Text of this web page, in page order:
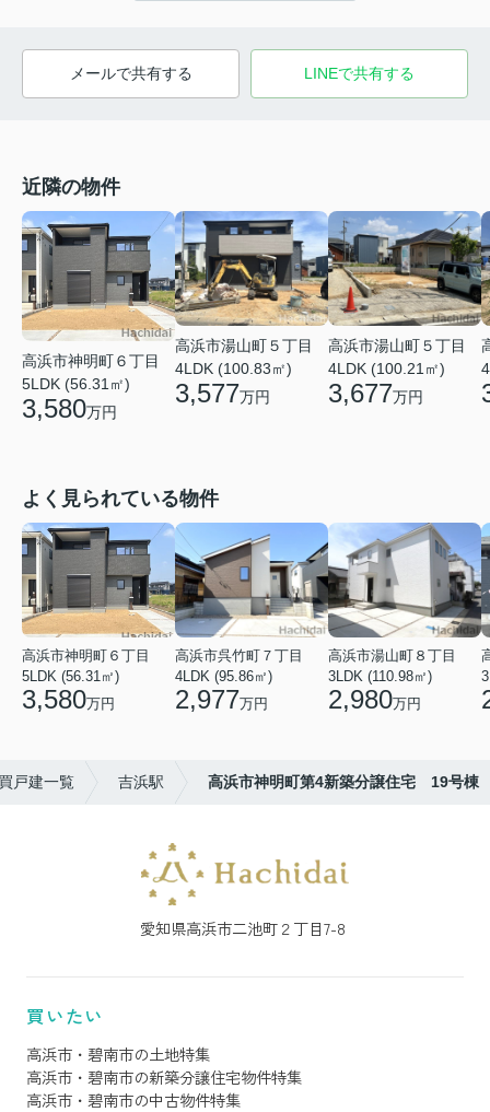
メールで共有する LINEで共有する
近隣の物件
高浜市神明町６丁目
5LDK (56.31㎡)
3,580万円
高浜市湯山町５丁目
4LDK (100.83㎡)
3,577万円
高浜市湯山町５丁目
4LDK (100.21㎡)
3,677万円
よく見られている物件
高浜市神明町６丁目
5LDK (56.31㎡)
3,580万円
高浜市呉竹町７丁目
4LDK (95.86㎡)
2,977万円
高浜市湯山町８丁目
3LDK (110.98㎡)
2,980万円
戸建一覧 吉浜駅 高浜市神明町第4新築分譲住宅 19号棟
愛知県高浜市二池町２丁目7-8
買いたい
高浜市・碧南市の土地特集
高浜市・碧南市の新築分譲住宅物件特集
高浜市・碧南市の中古物件特集